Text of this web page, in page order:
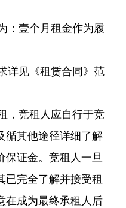
：壹个月租金作为履
详见《租赁合同》范
，竞租人应自行于竞
循其他途径详细了解
保证金。竞租人一旦
已完全了解并接受租
在成为最终承租人后